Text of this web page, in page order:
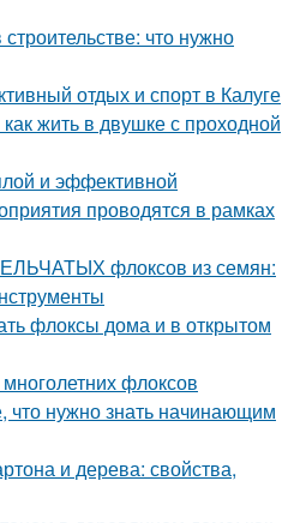
что нужно
отдых и спорт в Калуге
жить в двушке с проходной
и эффективной
проводятся в рамках
флоксов из семян:
флоксы дома и в открытом
флоксов
что нужно знать начинающим
и дерева: свойства,